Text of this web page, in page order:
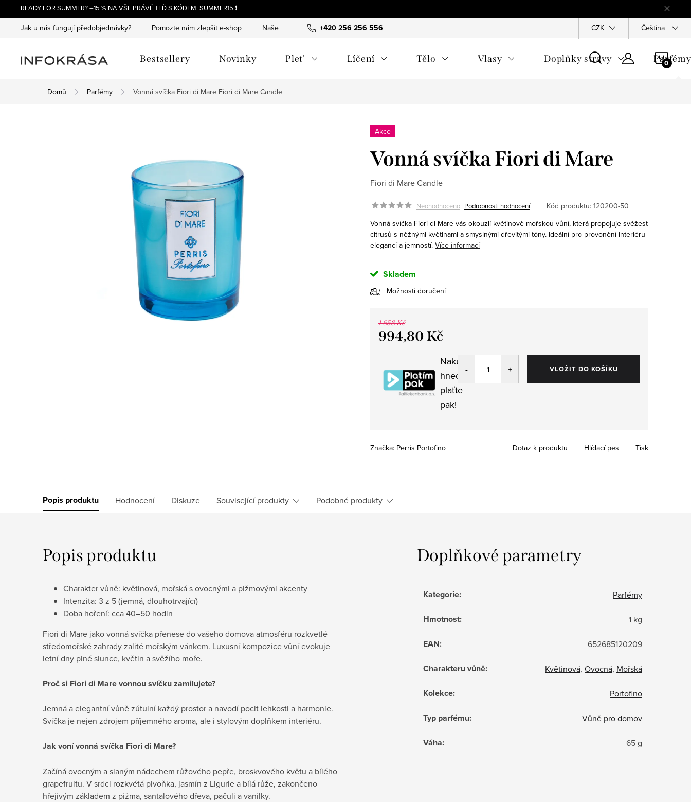
na
obsah
READY FOR SUMMER? –15 % NA VŠE PRÁVĚ TEĎ S KÓDEM: SUMMER15 ❗
+420 256 256 556
Jak u nás fungují předobjednávky? Pomozte nám zlepšit e-shop Naše tipy a příběhy O nás Ochrana osobních údajů Všeobecné
CZK Čeština
Bestsellery Novinky Plet' Líčení Tělo Vlasy Doplňky stravy Parfémy
Domů Parfémy Vonná svíčka Fiori di Mare Fiori di Mare Candle
Akce
Vonná svíčka Fiori di Mare
Fiori di Mare Candle
Neohodnoceno Podrobnosti hodnocení Kód produktu: 120200-50
Vonná svíčka Fiori di Mare vás okouzlí květinově-mořskou vůní, která propojuje svěžest
citrusů s něžnými květinami a smyslnými dřevitými tóny. Ideální pro provonění interiéru
elegancí a jemností. Více informací
Skladem
Možnosti doručení
1 658 Kč
994,80 Kč
Nakupujte
hned,
plaťte
pak!
VLOŽIT DO KOŠÍKU
Značka: Perris Portofino Tisk
Dotaz k produktu Hlídací pes
Popis produktu Hodnocení Diskuze Související produkty Podobné produkty
Popis produktu
Charakter vůně: květinová, mořská s ovocnými a pižmovými akcenty
Intenzita: 3 z 5 (jemná, dlouhotrvající)
Doba hoření: cca 40–50 hodin
Fiori di Mare jako vonná svíčka přenese do vašeho domova atmosféru rozkvetlé
středomořské zahrady zalité mořským vánkem. Luxusní kompozice vůní evokuje
letní dny plné slunce, květin a svěžího moře.
Proč si Fiori di Mare vonnou svíčku zamilujete?
Jemná a elegantní vůně zútulní každý prostor a navodí pocit lehkosti a harmonie.
Svíčka je nejen zdrojem příjemného aroma, ale i stylovým doplňkem interiéru.
Jak vonívonná svíčka Fiori di Mare?
Začíná ovocným a slaným nádechem růžového pepře, broskvového květu a bílého
grapefruitu. V srdci rozkvétá pivoňka, jasmín z Ligurie a bílá růže, zakončeno
hřejivým základem z pižma, santalového dřeva, pačuli a vanilky.
Doplňkové parametry
Kategorie: Parfémy
Hmotnost: 1 kg
EAN: 652685120209
Charakteru vůně: Květinová, Ovocná, Mořská
Kolekce: Portofino
Typ parfému: Vůně pro domov
Váha: 65 g